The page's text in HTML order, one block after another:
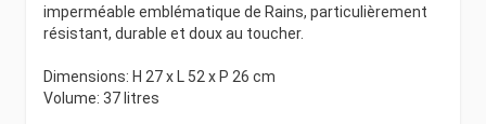
imperméable emblématique de Rains, particulièrement
résistant, durable et doux au toucher.
Dimensions: H 27 x L 52 x P 26 cm
Volume: 37 litres